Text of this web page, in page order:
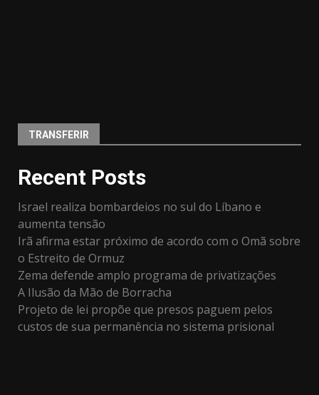
TRANSFERIR
Recent Posts
Israel realiza bombardeios no sul do Líbano e
aumenta tensão
Irã afirma estar próximo de acordo com o Omã sobre
o Estreito de Ormuz
Zema defende amplo programa de privatizações
A Ilusão da Mão de Borracha
Projeto de lei propõe que presos paguem pelos
custos de sua permanência no sistema prisional